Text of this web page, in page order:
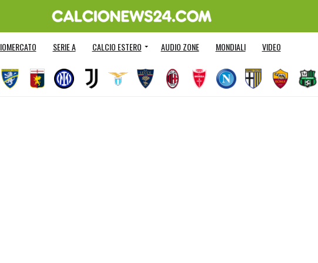
SERIE A CALCIO ESTERO AUDIO ZONE MONDIALI VIDEO